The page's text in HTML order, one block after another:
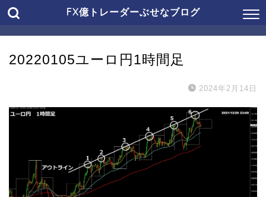
FX億トレーダーぶせなブログ
20220105ユーロ円1時間足
2024年2月14日